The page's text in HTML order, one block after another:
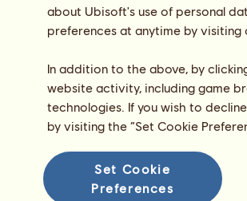
about Ubisoft's use of personal
preferences at anytime by
In addition to the above, by
website activity, including game
technologies. If you wish to
by visiting the “Set Cookie
Set Cookie
Preferences